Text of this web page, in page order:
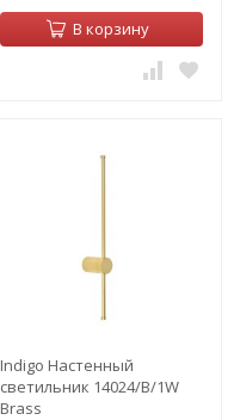
В корзину
Indigo Настенный
светильник 14024/B/1W
Brass